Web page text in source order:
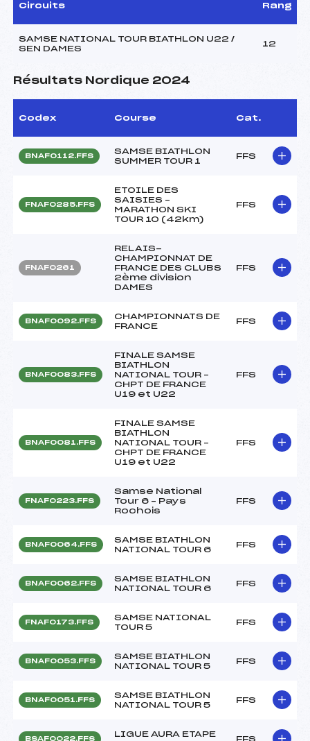
Circuits Rang
SAMSE NATIONAL TOUR BIATHLON U22 /
SEN DAMES
12
Résultats Nordique 2024
Codex Course Cat.
BNAF0112.FFS
SAMSE BIATHLON
SUMMER TOUR 1
FFS
FNAF0285.FFS
ETOILE DES
SAISIES –
MARATHON SKI
TOUR 10 (42km)
FFS
FNAF0261
RELAIS-
CHAMPIONNAT DE
FRANCE DES CLUBS
2ème division
DAMES
FFS
BNAF0092.FFS
CHAMPIONNATS DE
FRANCE
FFS
BNAF0083.FFS
FINALE SAMSE
BIATHLON
NATIONAL TOUR –
CHPT DE FRANCE
U19 et U22
FFS
BNAF0081.FFS
FINALE SAMSE
BIATHLON
NATIONAL TOUR –
CHPT DE FRANCE
U19 et U22
FFS
FNAF0223.FFS
Samse National
Tour 6 – Pays
Rochois
FFS
BNAF0064.FFS
SAMSE BIATHLON
NATIONAL TOUR 6
FFS
BNAF0062.FFS
SAMSE BIATHLON
NATIONAL TOUR 6
FFS
FNAF0173.FFS
SAMSE NATIONAL
TOUR 5
FFS
BNAF0053.FFS
SAMSE BIATHLON
NATIONAL TOUR 5
FFS
BNAF0051.FFS
SAMSE BIATHLON
NATIONAL TOUR 5
FFS
BSAF0022.FFS
LIGUE AURA ETAPE
FFS